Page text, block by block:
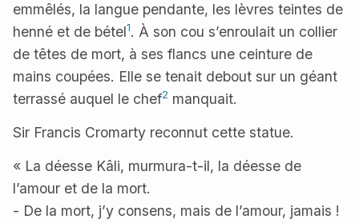
emmêlés, la langue pendante, les lèvres teintes de
henné et de bétel1. À son cou s’enroulait un collier
de têtes de mort, à ses flancs une ceinture de
mains coupées. Elle se tenait debout sur un géant
terrassé auquel le chef2 manquait.
Sir Francis Cromarty reconnut cette statue.
« La déesse Kâli, murmura-t-il, la déesse de
l’amour et de la mort.
- De la mort, j’y consens, mais de l’amour, jamais !